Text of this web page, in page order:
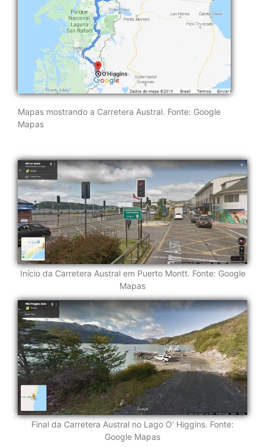
Mapas mostrando a Carretera Austral. Fonte: Google
Mapas
Início da Carretera Austral em Puerto Montt. Fonte: Google
Mapas
Final da Carretera Austral no Lago O’ Higgins. Fonte:
Google Mapas